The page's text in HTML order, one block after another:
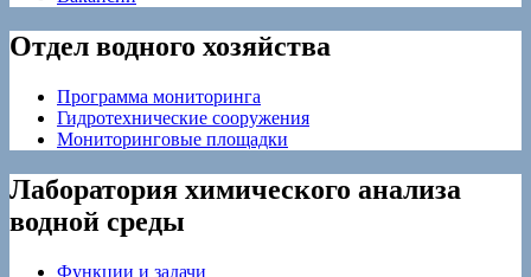
Отдел водного хозяйства
Программа мониторинга
Гидротехнические сооружения
Мониторинговые площадки
Лаборатория химического анализа
водной среды
Функции и задачи